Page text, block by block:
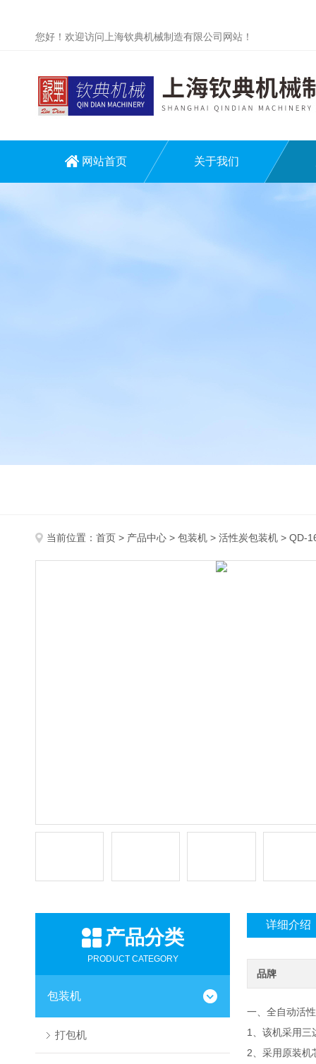
您好！欢迎访问上海钦典机械制造有限公司网站！
网站首页 关于我们
当前位置： 首页 > 产品中心 > 包装机 > 活性炭包装机 > QD-
产品分类
PRODUCT CATEGORY
包装机
打包机
详细介绍
品牌
一、 全自动活
1 、该机采用三
2、 采用 原装机